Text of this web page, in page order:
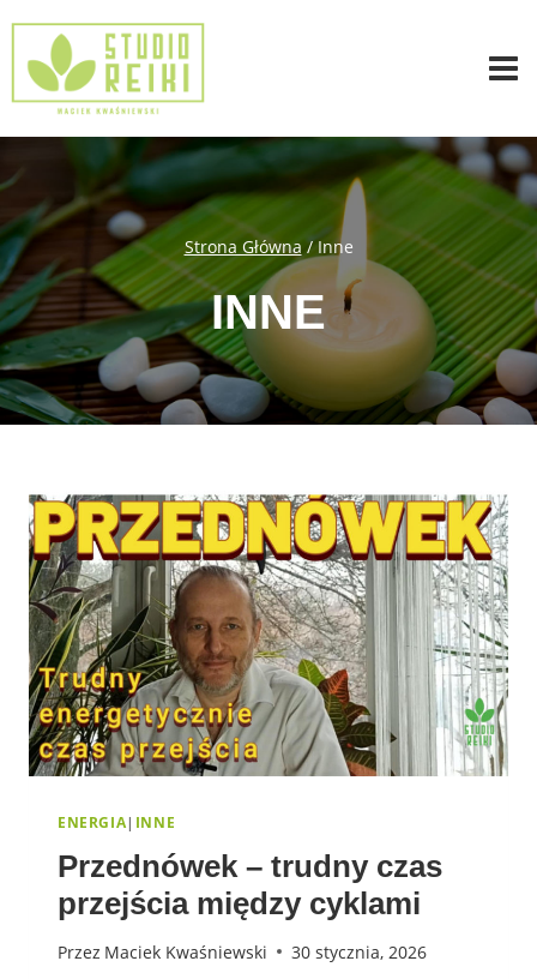
treści
Strona Główna / Inne
INNE
ENERGIA| INNE
Przednówek – trudny czas
przejścia między cyklami
Przez Maciek Kwaśniewski 30 stycznia, 2026